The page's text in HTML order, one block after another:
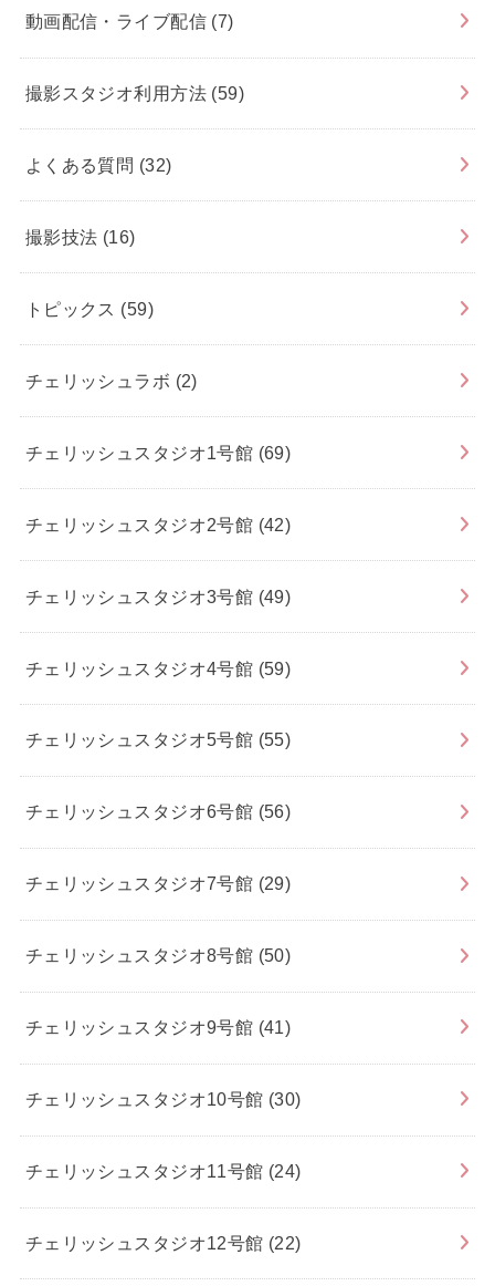
動画配信・ライブ配信 (7)
撮影スタジオ利用方法 (59)
よくある質問 (32)
撮影技法 (16)
トピックス (59)
チェリッシュラボ (2)
チェリッシュスタジオ1号館 (69)
チェリッシュスタジオ2号館 (42)
チェリッシュスタジオ3号館 (49)
チェリッシュスタジオ4号館 (59)
チェリッシュスタジオ5号館 (55)
チェリッシュスタジオ6号館 (56)
チェリッシュスタジオ7号館 (29)
チェリッシュスタジオ8号館 (50)
チェリッシュスタジオ9号館 (41)
チェリッシュスタジオ10号館 (30)
チェリッシュスタジオ11号館 (24)
チェリッシュスタジオ12号館 (22)